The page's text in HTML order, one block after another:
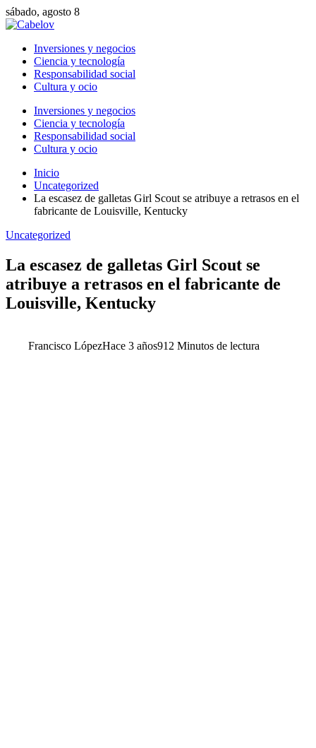
sábado, agosto 8
Inversiones y negocios
Ciencia y tecnología
Responsabilidad social
Cultura y ocio
Inversiones y negocios
Ciencia y tecnología
Responsabilidad social
Cultura y ocio
Inicio
Uncategorized
La escasez de galletas Girl Scout se atribuye a retrasos en el
fabricante de Louisville, Kentucky
Uncategorized
La escasez de galletas Girl Scout se
atribuye a retrasos en el fabricante de
Louisville, Kentucky
Francisco LópezHace 3 años91 2 Minutos de lectura